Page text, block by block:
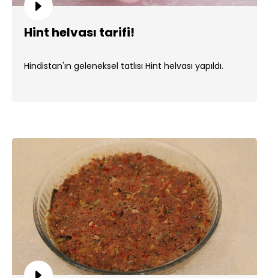
Hint helvası tarifi!
Hindistan'ın geleneksel tatlısı Hint helvası yapıldı.